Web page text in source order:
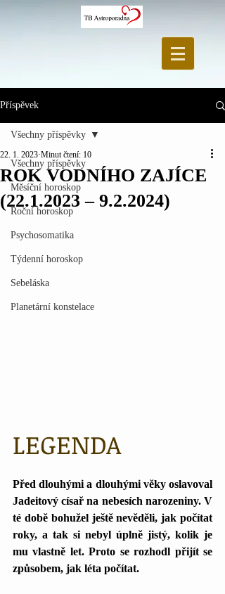
Příspěvek
Všechny příspěvky
Měsíční horoskop
Roční horoskop
Psychosomatika
Týdenní horoskop
Sebeláska
Planetární konstelace
Všechny příspěvky
ROK VODNÍHO ZAJÍCE
(22.1.2023 – 9.2.2024)
22. 1. 2023 Minut čtení: 10
LEGENDA
Před dlouhými a dlouhými věky oslavoval
Jadeitový císař na nebesích narozeniny. V
té době bohužel ještě nevěděli, jak počítat
roky, a tak si nebyl úplně jistý, kolik je
mu vlastně let. Proto se rozhodl přijít se
způsobem, jak léta počítat.